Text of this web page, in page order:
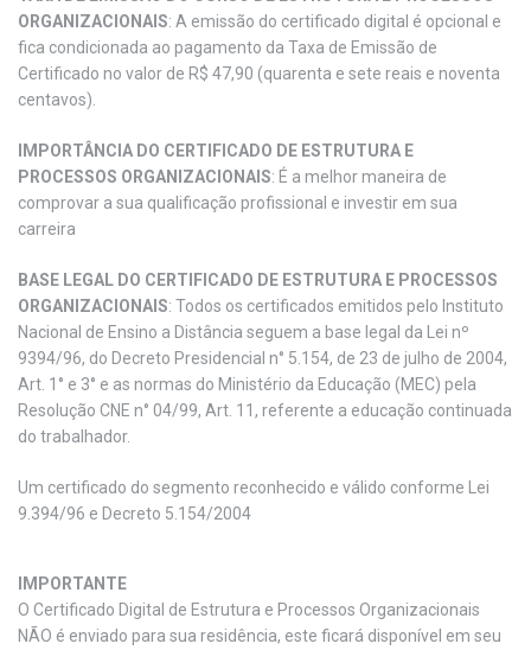
ORGANIZACIONAIS: A emissão do certificado digital é opcional e
fica condicionada ao pagamento da Taxa de Emissão de
Certificado no valor de R$ 47,90 (quarenta e sete reais e noventa
centavos).
IMPORTÂNCIA DO CERTIFICADO DE ESTRUTURA E
PROCESSOS ORGANIZACIONAIS: É a melhor maneira de
comprovar a sua qualificação profissional e investir em sua
carreira
BASE LEGAL DO CERTIFICADO DE ESTRUTURA E PROCESSOS
ORGANIZACIONAIS: Todos os certificados emitidos pelo Instituto
Nacional de Ensino a Distância seguem a base legal da Lei nº
9394/96, do Decreto Presidencial n° 5.154, de 23 de julho de 2004,
Art. 1° e 3° e as normas do Ministério da Educação (MEC) pela
Resolução CNE n° 04/99, Art. 11, referente a educação continuada
do trabalhador.
Um certificado do segmento reconhecido e válido conforme Lei
9.394/96 e Decreto 5.154/2004
IMPORTANTE
O Certificado Digital de Estrutura e Processos Organizacionais
NÃO é enviado para sua residência, este ficará disponível em seu